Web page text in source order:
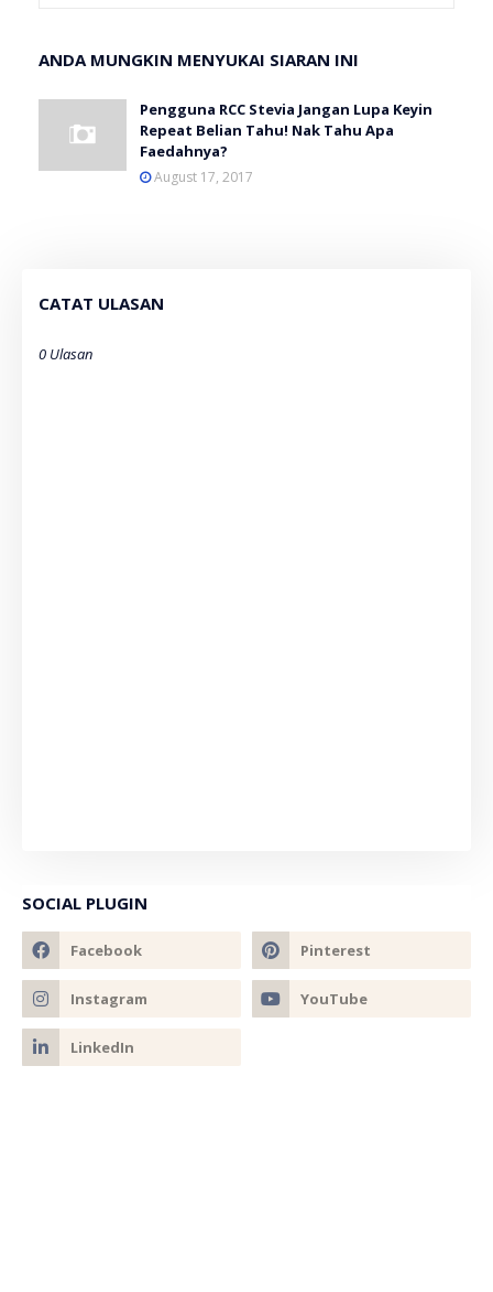
ANDA MUNGKIN MENYUKAI SIARAN INI
Pengguna RCC Stevia Jangan Lupa Keyin
Repeat Belian Tahu! Nak Tahu Apa
Faedahnya?
August 17, 2017
CATAT ULASAN
0 Ulasan
SOCIAL PLUGIN